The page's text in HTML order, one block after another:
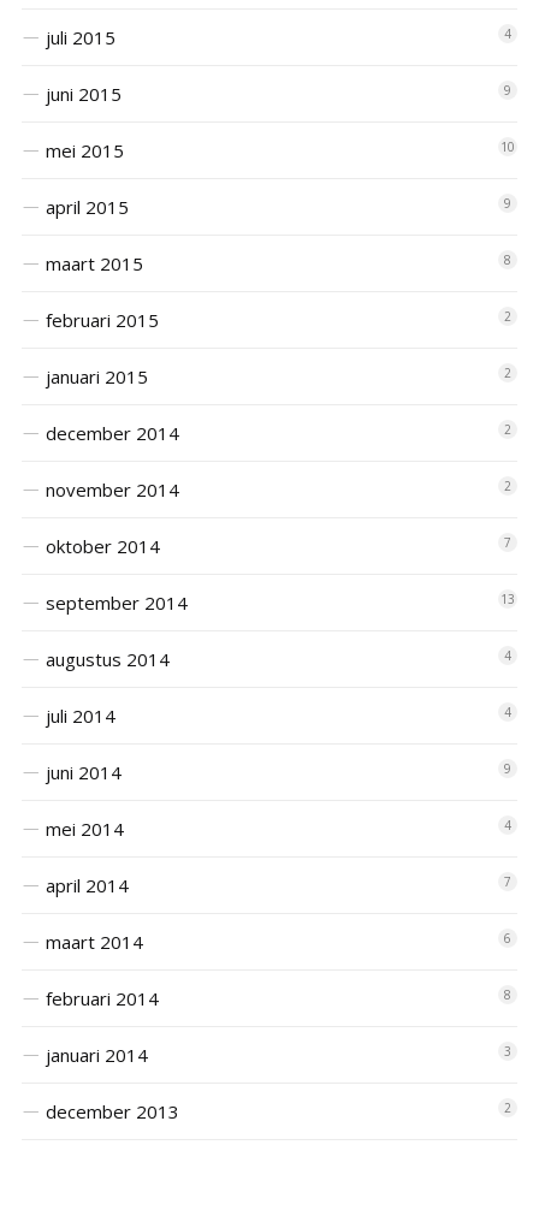
juli 2015 4
juni 2015 9
mei 2015 10
april 2015 9
maart 2015 8
februari 2015 2
januari 2015 2
december 2014 2
november 2014 2
oktober 2014 7
september 2014 13
augustus 2014 4
juli 2014 4
juni 2014 9
mei 2014 4
april 2014 7
maart 2014 6
februari 2014 8
januari 2014 3
december 2013 2